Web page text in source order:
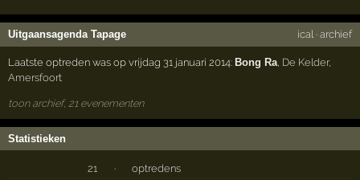
Uitgaansagenda Tapage ical· archief
Laatste optreden was op vrijdag 31 januari 2014: Bong Ra De Kelder,
Amersfoort
toon archief, 21 evenementen
Statistieken
21 ·
optredens